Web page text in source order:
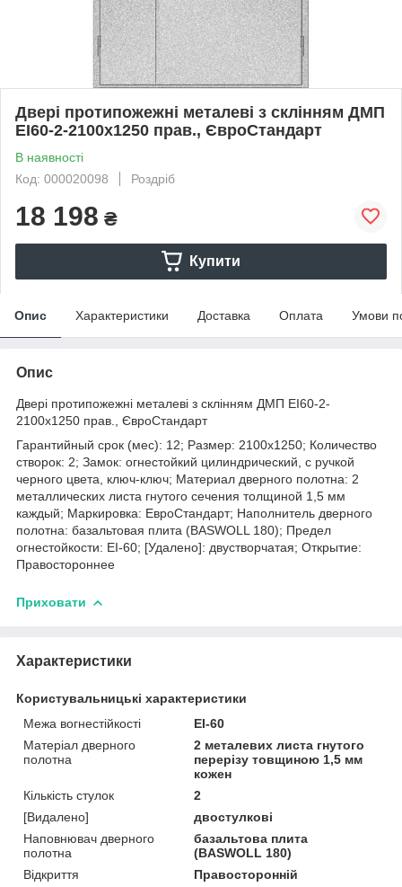
Двері протипожежні металеві з склінням ДМП
ЕІ60-2-2100x1250 прав., ЄвроСтандарт
В наявності
Код: 000020098
Роздріб
18 198 ₴
Купити
Опис Характеристики Доставка Оплата Умови
Опис
Двері протипожежні металеві з склінням ДМП ЕІ60-2-
2100x1250 прав., ЄвроСтандарт
Гарантийный срок (мес): 12; Размер: 2100х1250; Количество
створок: 2; Замок: огнестойкий цилиндрический, с ручкой
черного цвета, ключ-ключ; Материал дверного полотна: 2
металлических листа гнутого сечения толщиной 1,5 мм
каждый; Маркировка: ЕвроСтандарт; Наполнитель дверного
полотна: базальтовая плита (BASWOLL 180); Предел
огнестойкости: ЕІ-60; [Удалено]: двустворчатая; Открытие:
Правостороннее
Приховати
Характеристики
Користувальницькі характеристики
Межа вогнестійкості
ЕІ-60
Матеріал дверного
полотна
2 металевих листа гнутого
перерізу товщиною 1,5 мм
кожен
Кількість стулок
2
[Видалено]
двостулкові
Наповнювач дверного
полотна
базальтова плита
(BASWOLL 180)
Відкриття
Правосторонній